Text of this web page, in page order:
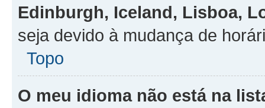
Edinburgh, Iceland, Lisboa,
seja devido à mudança de
Topo
O meu idioma não está na